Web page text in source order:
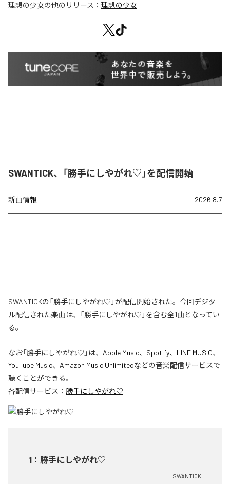
理想の少女の他のリリース： 理想の少女
SWANTICK、「勝手にしやがれ♡」を配信開始
新曲情報 2026.8.7
SWANTICKの「勝手にしやがれ♡」が配信開始された。今回デジタ
ル配信された楽曲は、「勝手にしやがれ♡」を含む全1曲となってい
る。
なお「勝手にしやがれ♡ 」は、 Apple Music、 Spotify、 LINE MUSIC、
YouTube Music、 Amazon Music Unlimitedなどの音楽配信サービスで
聴くことができる。
各配信サービス： 勝手にしやがれ♡
1 ： 勝手にしやがれ♡
SWANTICK